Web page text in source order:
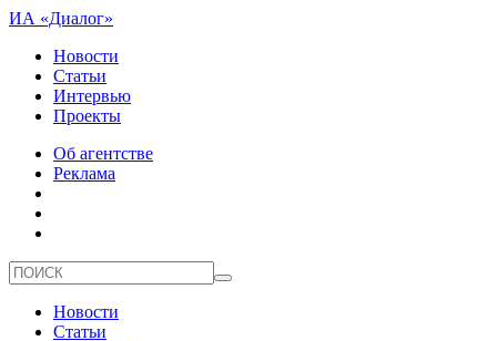
ИА «Диалог»
Новости
Статьи
Интервью
Проекты
Об агентстве
Реклама
Новости
Статьи